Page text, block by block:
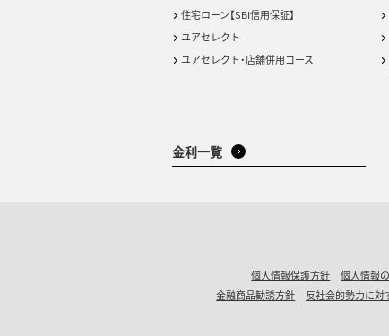
住宅ローン【SBI信用保証】
ユアセレクト
ユアセレクト・店舗併用コース
金利一覧
個人情報保護方針 個人情報
金融商品勧誘方針
反社会的勢力に対